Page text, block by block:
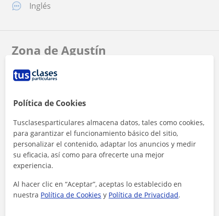
Inglés
Zona de Agustín
Localidades a las que se desplaza para dar clase
+ −
5 km
Política de Cookies
Tusclasesparticulares almacena datos, tales como cookies,
para garantizar el funcionamiento básico del sitio,
personalizar el contenido, adaptar los anuncios y medir
su eficacia, así como para ofrecerte una mejor
experiencia.
Al hacer clic en “Aceptar”, aceptas lo establecido en
nuestra Política de Cookies y Política de Privacidad.